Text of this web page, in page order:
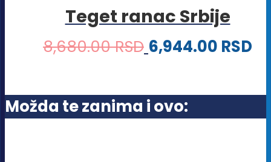
proizvoda.
varijanti.
Opcije
mogu
izabrane
na
Teget ranac Srbije
8,680.00RSD 6,944.00 RSD
Možda te zanima i ovo: